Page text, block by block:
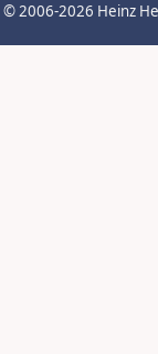
© 2006-2026 Heinz